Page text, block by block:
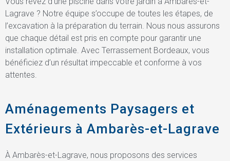
Lagrave ? Notre équipe s’occupe de toutes les étapes, de
l’excavation à la préparation du terrain. Nous nous assurons
que chaque détail est pris en compte pour garantir une
installation optimale. Avec Terrassement Bordeaux, vous
bénéficiez d’un résultat impeccable et conforme à vos
attentes.
Aménagements Paysagers et
Extérieurs à Ambarès-et-Lagrave
À Ambarès-et-Lagrave, nous proposons des services